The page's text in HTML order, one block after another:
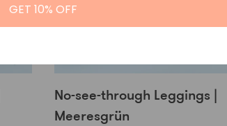
No-see-through Leggings |
Meeresgrün
GET 10% OFF